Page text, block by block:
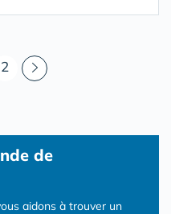
2
de
aidons à trouver un